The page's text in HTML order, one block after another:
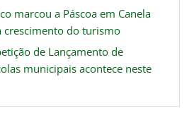
marcou a Páscoa em Canela
crescimento do turismo
de Lançamento de
municipais acontece neste